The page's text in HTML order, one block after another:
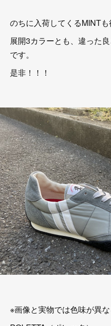
のちに入荷してくるMINTも
展開3カラーとも、違った
です。
是非！！！
※画像と実物では色味が異な